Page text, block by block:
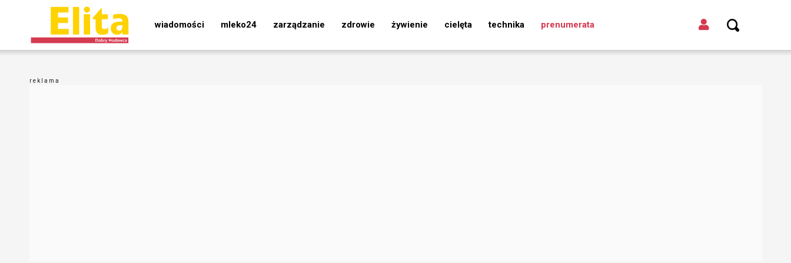
wiadomości mleko24 zarządzanie zdrowie żywienie cielęta technika prenumerata